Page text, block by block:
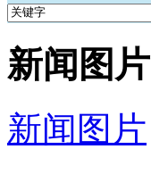
新闻图片
新闻图片